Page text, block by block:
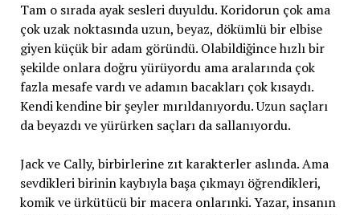
Tam o sırada ayak sesleri duyuldu. Koridorun çok ama
çok uzak noktasında uzun, beyaz, dökümlü bir elbise
giyen küçük bir adam göründü. Olabildiğince hızlı bir
şekilde onlara doğru yürüyordu ama aralarında çok
fazla mesafe vardı ve adamın bacakları çok kısaydı.
Kendi kendine bir şeyler mırıldanıyordu. Uzun saçları
da beyazdı ve yürürken saçları da sallanıyordu.
Jack ve Cally, birbirlerine zıt karakterler aslında. Ama
sevdikleri birinin kaybıyla başa çıkmayı öğrendikleri,
komik ve ürkütücü bir macera onlarınki. Yazar, insanın